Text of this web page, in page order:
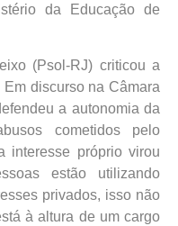
da Educação de
(Psol-RJ) criticou a
discurso na Câmara
a autonomia da
cometidos pelo
interesse próprio virou
estão utilizando
privados, isso não
à altura de um cargo